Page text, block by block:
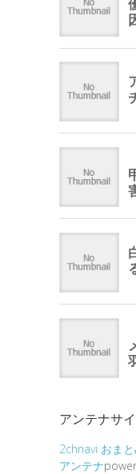
アンテナサ
2chnavi おま
アンテナ